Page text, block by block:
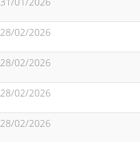
28/02/2026
28/02/2026
28/02/2026
28/02/2026